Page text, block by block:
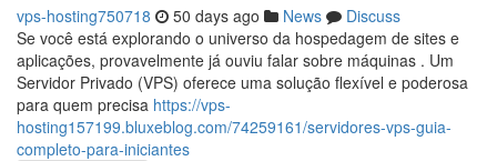
vps-hosting750718 50 days ago News
Discuss
Se você está explorando o universo da hospedagem de sites e
aplicações, provavelmente já ouviu falar sobre máquinas . Um
Servidor Privado (VPS) oferece uma solução flexível e poderosa
para quem precisa https://vps-
hosting157199.bluxeblog.com/74259161/servidores-vps-guia-
completo-para-iniciantes